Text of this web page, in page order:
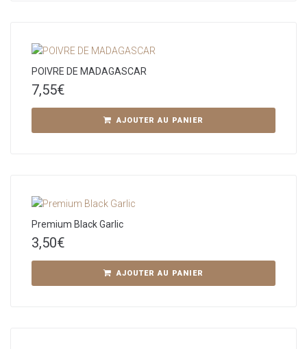
POIVRE DE MADAGASCAR
7,55€
AJOUTER AU PANIER
Premium Black Garlic
3,50€
AJOUTER AU PANIER